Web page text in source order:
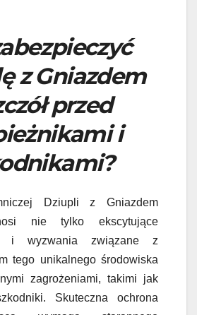
z Gniazdem
przed
i
Dziupli z Gniazdem
nie tylko ekscytujące
i wyzwania związane z
tego unikalnego środowiska
zagrożeniami, takimi jak
Skuteczna ochrona